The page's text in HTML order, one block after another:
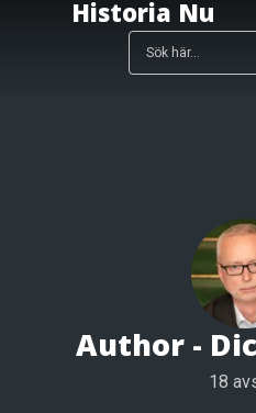
Historia Nu
Author -
18